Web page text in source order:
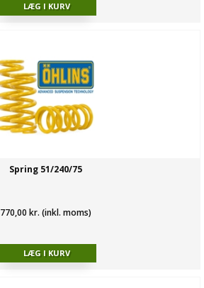
Spring 51/240/75
770,00 kr. (inkl. moms)